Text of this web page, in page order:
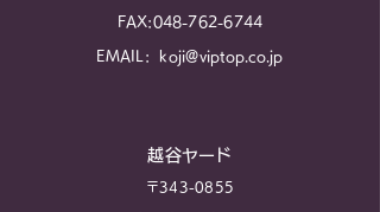
FAX:048-762-6744
EMAIL: koji@viptop.co.jp
越谷ヤード
〒343-0855